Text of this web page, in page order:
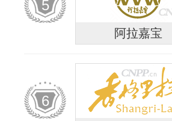
5
阿拉嘉宝
6